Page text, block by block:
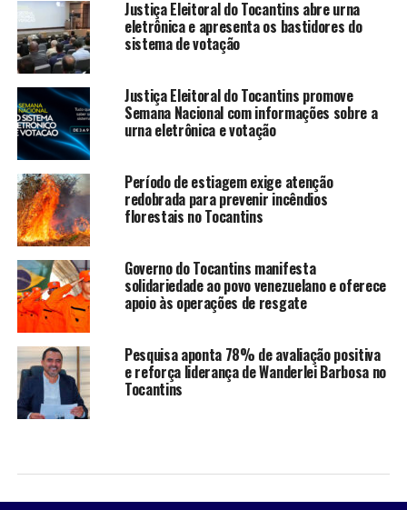
Justiça Eleitoral do Tocantins abre urna
eletrônica e apresenta os bastidores do
sistema de votação
Justiça Eleitoral do Tocantins promove
Semana Nacional com informações sobre a
urna eletrônica e votação
Período de estiagem exige atenção
redobrada para prevenir incêndios
florestais no Tocantins
Governo do Tocantins manifesta
solidariedade ao povo venezuelano e oferece
apoio às operações de resgate
Pesquisa aponta 78% de avaliação positiva
e reforça liderança de Wanderlei Barbosa no
Tocantins